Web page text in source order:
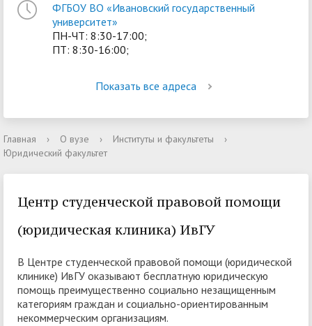
ФГБОУ ВО «Ивановский государственный
университет»
ПН-ЧТ: 8:30-17:00;
ПТ: 8:30-16:00;
Показать все адреса
Главная › О вузе › Институты и факультеты
›
Юридический факультет
Центр студенческой правовой помощи
(юридическая клиника) ИвГУ
В Центре студенческой правовой помощи (юридической
клинике) ИвГУ оказывают бесплатную юридическую
помощь преимущественно социально незащищенным
категориям граждан и социально-ориентированным
некоммерческим организациям.